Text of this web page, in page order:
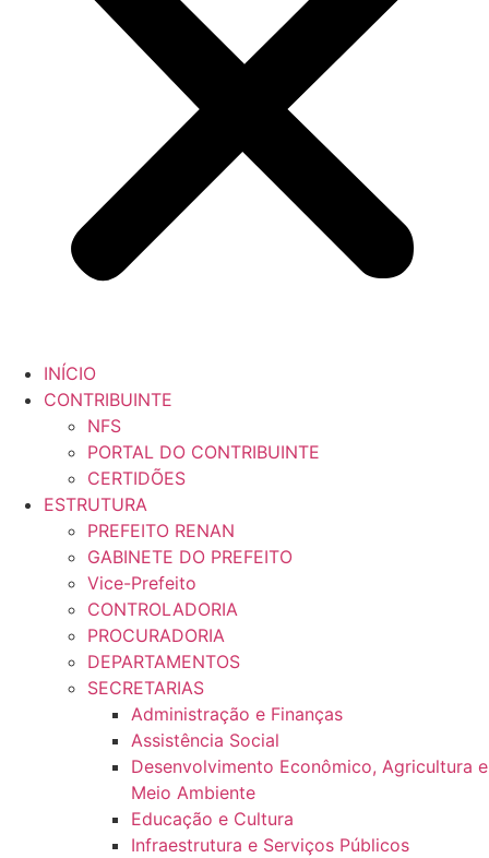
INÍCIO
CONTRIBUINTE
NFS
PORTAL DO CONTRIBUINTE
CERTIDÕES
ESTRUTURA
PREFEITO RENAN
GABINETE DO PREFEITO
Vice-Prefeito
CONTROLADORIA
PROCURADORIA
DEPARTAMENTOS
SECRETARIAS
Administração e Finanças
Assistência Social
Desenvolvimento Econômico, Agricultura e
Meio Ambiente
Educação e Cultura
Infraestrutura e Serviços Públicos